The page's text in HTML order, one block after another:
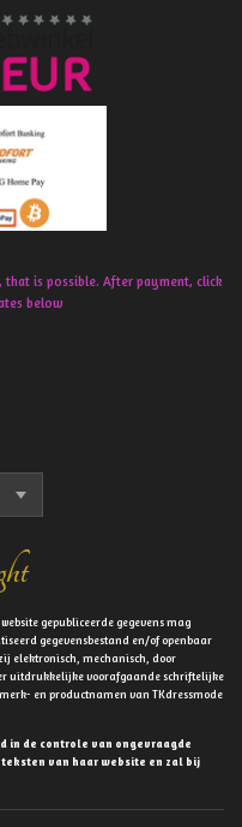
is possible. After payment, click
below
gepubliceerde gegevens mag
gegevensbestand en/of openbaar
elektronisch, mechanisch, door
uitdrukkelijke voorafgaande schriftelijke
en productnamen van TKdressmode
in de controle van ongevraagde
van haar website en zal bij